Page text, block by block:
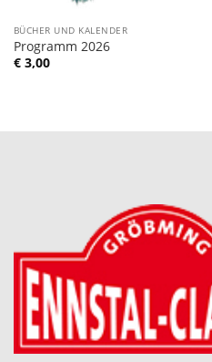
BÜCHER UND KALENDER
Programm 2026
€3,00